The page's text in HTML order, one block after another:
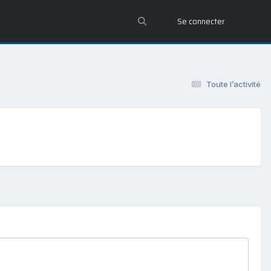
Se connecter
Toute l’activité